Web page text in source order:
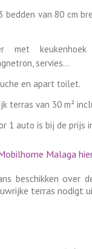
bedden van 80 cm
met
servies…
en apart toilet.
terras van 30 m²
1 auto is bij de prijs
Malaga
beschikken over
terras nodigt